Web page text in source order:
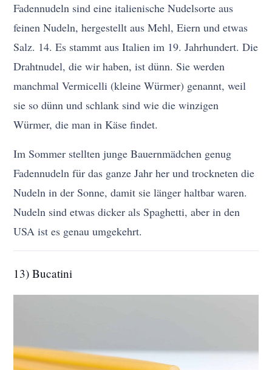
Fadennudeln sind eine italienische Nudelsorte aus
feinen Nudeln, hergestellt aus Mehl, Eiern und etwas
Salz. 14. Es stammt aus Italien im 19. Jahrhundert. Die
Drahtnudel, die wir haben, ist dünn. Sie werden
manchmal Vermicelli (kleine Würmer) genannt, weil
sie so dünn und schlank sind wie die winzigen
Würmer, die man in Käse findet.
Im Sommer stellten junge Bauernmädchen genug
Fadennudeln für das ganze Jahr her und trockneten die
Nudeln in der Sonne, damit sie länger haltbar waren.
Nudeln sind etwas dicker als Spaghetti, aber in den
USA ist es genau umgekehrt.
13) Bucatini